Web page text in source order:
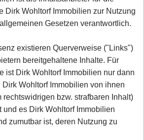
Dirk Wohltorf Immobilien zur Nutzung
Gesetzen verantwortlich.
existieren Querverweise ("Links")
bereitgehaltene Inhalte. Für
ist Dirk Wohltorf Immobilien nur dann
Wohltorf Immobilien von ihnen
rechtswidrigen bzw. strafbaren Inhalt)
es Dirk Wohltorf Immobilien
zumutbar ist, deren Nutzung zu